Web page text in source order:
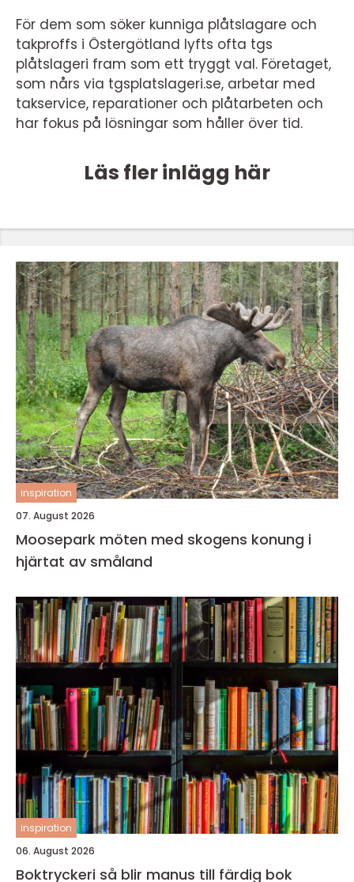
För dem som söker kunniga plåtslagare och
takproffs i Östergötland lyfts ofta tgs
plåtslageri fram som ett tryggt val. Företaget,
som nårs via tgsplatslageri.se, arbetar med
takservice, reparationer och plåtarbeten och
har fokus på lösningar som håller över tid.
Läs fler inlägg här
inspiration
07. August 2026
Moosepark möten med skogens konung i
hjärtat av småland
inspiration
06. August 2026
Boktryckeri så blir manus till färdig bok